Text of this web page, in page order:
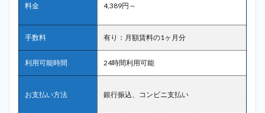
料金 4,389円～
手数料 有り：月額賃料の1ヶ月分
利用可能時間 24時間利用可能
お支払い方法 銀行振込、コンビニ支払い